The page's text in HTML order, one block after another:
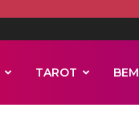
TAROT